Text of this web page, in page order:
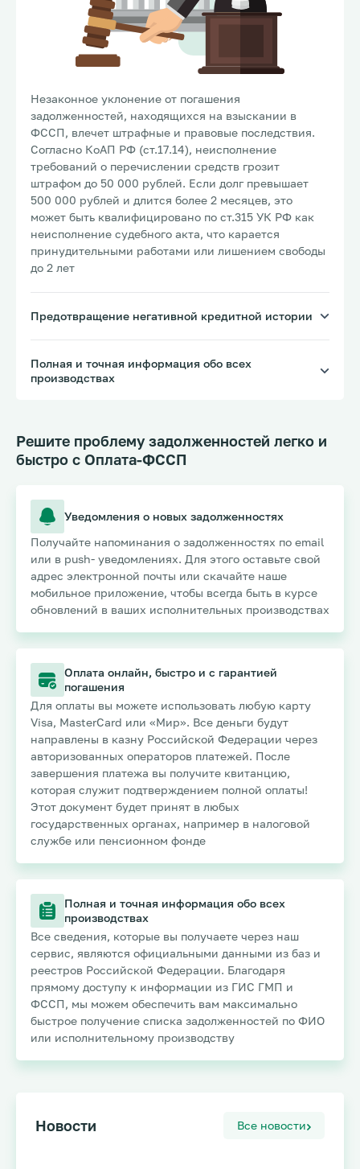
Незаконное уклонение от погашения
задолженностей, находящихся на взыскании в
ФССП, влечет штрафные и правовые последствия.
Согласно КоАП РФ (ст.17.14), неисполнение
требований о перечислении средств грозит
штрафом до 50 000 рублей. Если долг превышает
500 000 рублей и длится более 2 месяцев, это
может быть квалифицировано по ст.315 УК РФ как
неисполнение судебного акта, что карается
принудительными работами или лишением свободы
до 2 лет
Предотвращение негативной кредитной истории
Полная и точная информация обо всех
производствах
Решите проблему задолженностей легко и
быстро с Оплата-ФССП
Уведомления о новых задолженностях
Получайте напоминания о задолженностях по email
или в push- уведомлениях. Для этого оставьте свой
адрес электронной почты или скачайте наше
мобильное приложение, чтобы всегда быть в курсе
обновлений в ваших исполнительных производствах
Оплата онлайн, быстро и с гарантией
погашения
Для оплаты вы можете использовать любую карту
Visa, MasterCard или «Мир». Все деньги будут
направлены в казну Российской Федерации через
авторизованных операторов платежей. После
завершения платежа вы получите квитанцию,
которая служит подтверждением полной оплаты!
Этот документ будет принят в любых
государственных органах, например в налоговой
службе или пенсионном фонде
Полная и точная информация обо всех
производствах
Все сведения, которые вы получаете через наш
сервис, являются официальными данными из баз и
реестров Российской Федерации. Благодаря
прямому доступу к информации из ГИС ГМП и
ФССП, мы можем обеспечить вам максимально
быстрое получение списка задолженностей по ФИО
или исполнительному производству
Новости Все новости